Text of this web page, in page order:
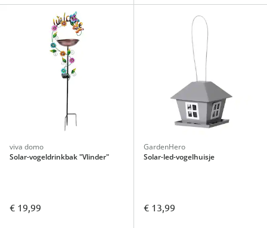
viva domo
Solar-vogeldrinkbak "Vlinder"
€ 19,99
GardenHero
Solar-led-vogelhuisje
€ 13,99